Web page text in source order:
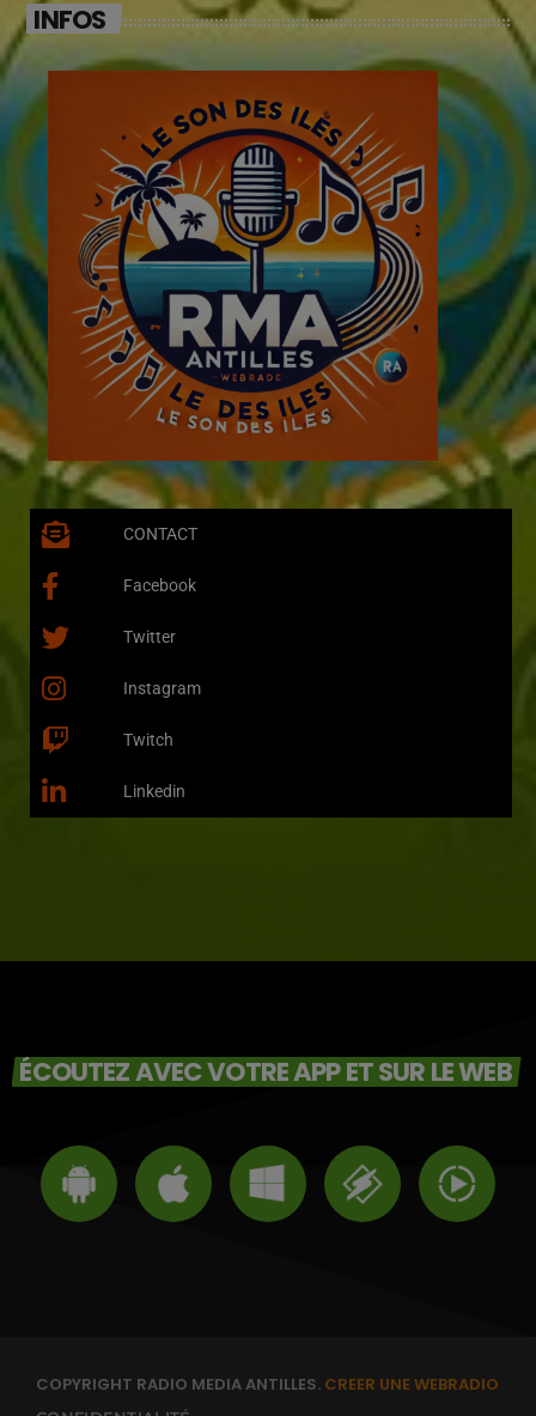
INFOS
CONTACT
Facebook
Twitter
Instagram
Twitch
Linkedin
ÉCOUTEZ AVEC VOTRE APP ET SUR LE WEB
COPYRIGHT RADIO MEDIA ANTILLES. CREER UNE WEBRADIO